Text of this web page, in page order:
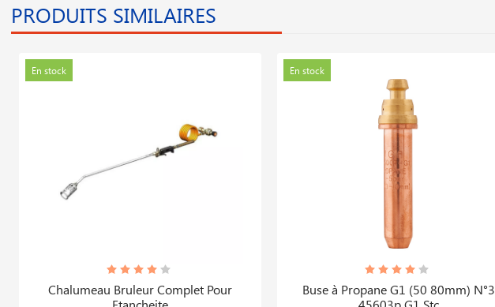
PRODUITS SIMILAIRES
En stock
Chalumeau Bruleur Complet Pour
En stock
Buse à Propane G1 (50 80mm) N°3